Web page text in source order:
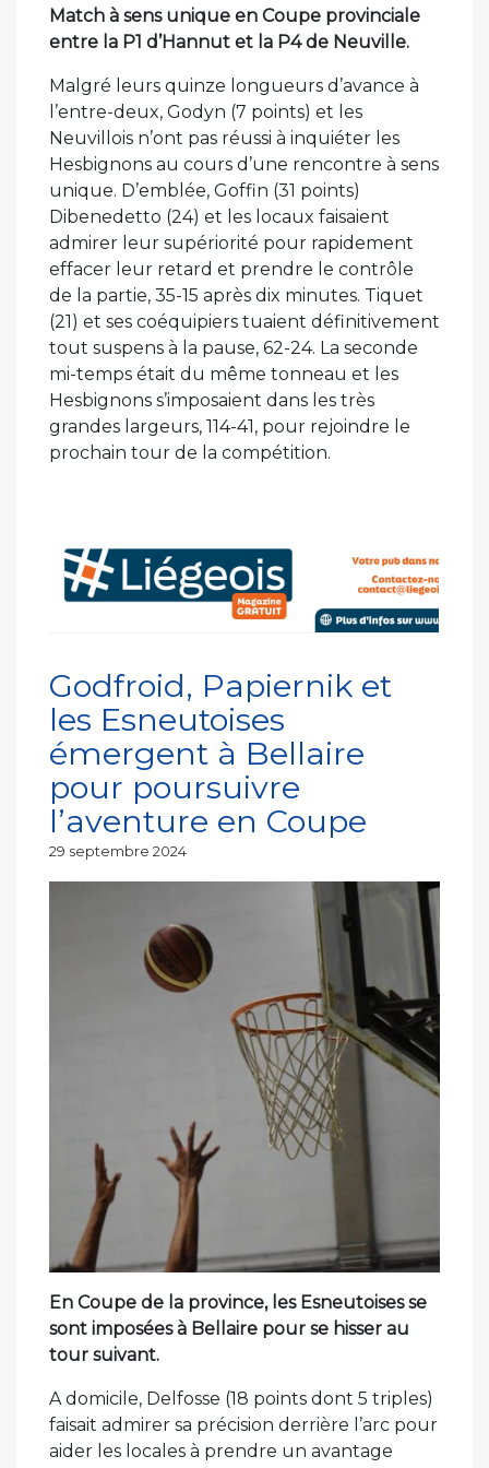
Match à sens unique en Coupe provinciale
entre la P1 d’Hannut et la P4 de Neuville.
Malgré leurs quinze longueurs d’avance à
l’entre-deux, Godyn (7 points) et les
Neuvillois n’ont pas réussi à inquiéter les
Hesbignons au cours d’une rencontre à sens
unique. D’emblée, Goffin (31 points)
Dibenedetto (24) et les locaux faisaient
admirer leur supériorité pour rapidement
effacer leur retard et prendre le contrôle
de la partie, 35-15 après dix minutes. Tiquet
(21) et ses coéquipiers tuaient définitivement
tout suspens à la pause, 62-24. La seconde
mi-temps était du même tonneau et les
Hesbignons s’imposaient dans les très
grandes largeurs, 114-41, pour rejoindre le
prochain tour de la compétition.
Godfroid, Papiernik et
les Esneutoises
émergent à Bellaire
pour poursuivre
l’aventure en Coupe
Publié
29 septembre 2024
En Coupe de la province, les Esneutoises se
sont imposées à Bellaire pour se hisser au
tour suivant.
A domicile, Delfosse (18 points dont 5 triples)
faisait admirer sa précision derrière l’arc pour
aider les locales à prendre un avantage